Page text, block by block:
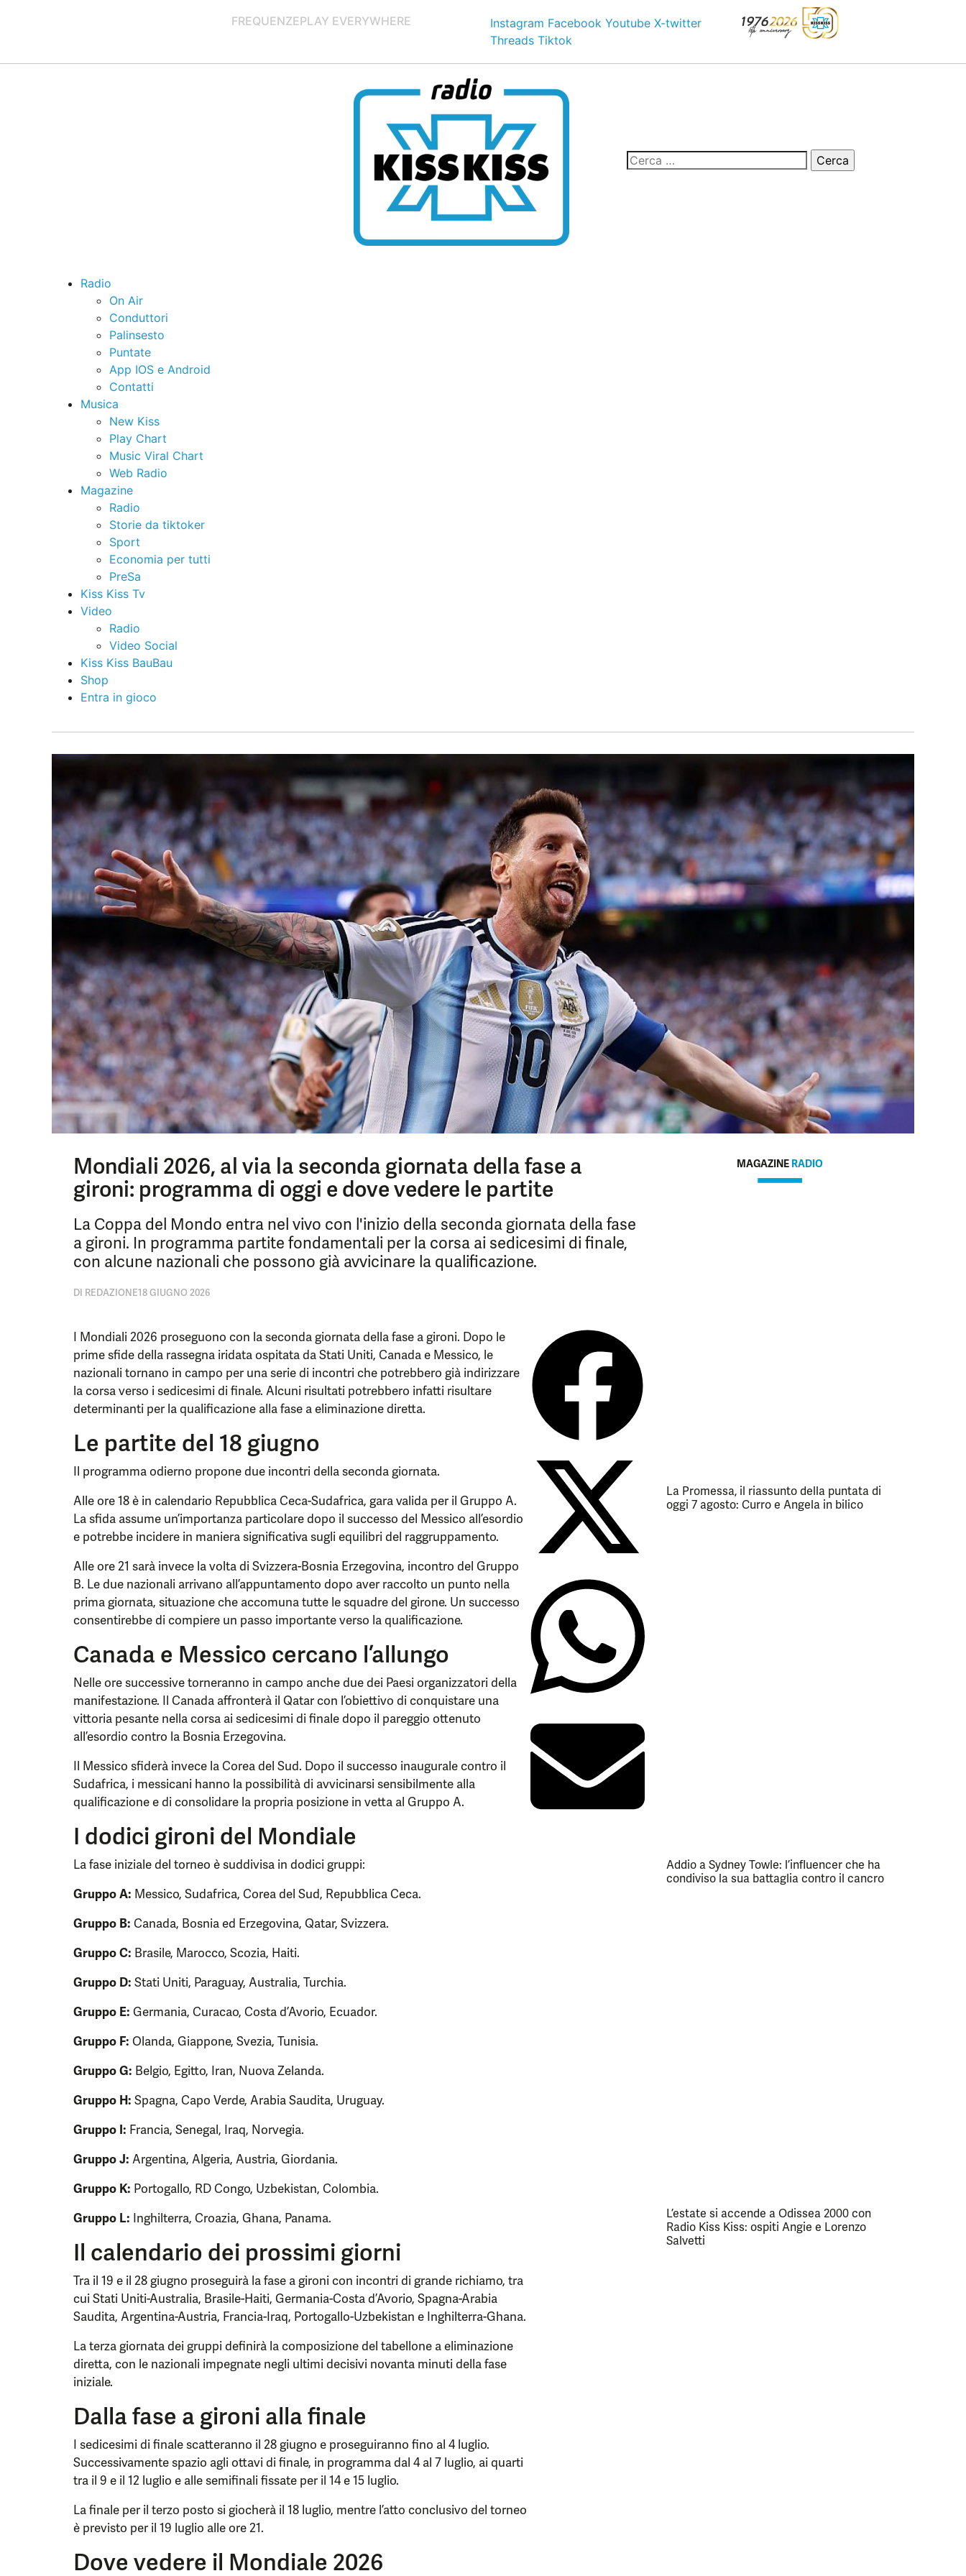
FREQUENZEPLAY EVERYWHERE Instagram Facebook Youtube X-twitter
Threads Tiktok
Radio
On Air
Conduttori
Palinsesto
Puntate
App IOS e Android
Contatti
Musica
New Kiss
Play Chart
Music Viral Chart
Web Radio
Magazine
Radio
Storie da tiktoker
Sport
Economia per tutti
PreSa
Kiss Kiss Tv
Video
Radio
Video Social
Kiss Kiss BauBau
Shop
Entra in gioco
Mondiali 2026, al via la seconda giornata della fase a
gironi: programma di oggi e dove vedere le partite
La Coppa del Mondo entra nel vivo con l'inizio della seconda giornata della fase
a gironi. In programma partite fondamentali per la corsa ai sedicesimi di finale,
con alcune nazionali che possono già avvicinare la qualificazione.
DI REDAZIONE18 GIUGNO 2026
I Mondiali 2026 proseguono con la seconda giornata della fase a gironi. Dopo le
prime sfide della rassegna iridata ospitata da Stati Uniti, Canada e Messico, le
nazionali tornano in campo per una serie di incontri che potrebbero già indirizzare
la corsa verso i sedicesimi di finale. Alcuni risultati potrebbero infatti risultare
determinanti per la qualificazione alla fase a eliminazione diretta.
Le partite del 18 giugno
Il programma odierno propone due incontri della seconda giornata.
Alle ore 18 è in calendario Repubblica Ceca-Sudafrica, gara valida per il Gruppo A.
La sfida assume un’importanza particolare dopo il successo del Messico all’esordio
e potrebbe incidere in maniera significativa sugli equilibri del raggruppamento.
Alle ore 21 sarà invece la volta di Svizzera-Bosnia Erzegovina, incontro del Gruppo
B. Le due nazionali arrivano all’appuntamento dopo aver raccolto un punto nella
prima giornata, situazione che accomuna tutte le squadre del girone. Un successo
consentirebbe di compiere un passo importante verso la qualificazione.
Canada e Messico cercano l’allungo
Nelle ore successive torneranno in campo anche due dei Paesi organizzatori della
manifestazione. Il Canada affronterà il Qatar con l’obiettivo di conquistare una
vittoria pesante nella corsa ai sedicesimi di finale dopo il pareggio ottenuto
all’esordio contro la Bosnia Erzegovina.
Il Messico sfiderà invece la Corea del Sud. Dopo il successo inaugurale contro il
Sudafrica, i messicani hanno la possibilità di avvicinarsi sensibilmente alla
qualificazione e di consolidare la propria posizione in vetta al Gruppo A.
I dodici gironi del Mondiale
La fase iniziale del torneo è suddivisa in dodici gruppi:
Gruppo A: Messico, Sudafrica, Corea del Sud, Repubblica Ceca.
Gruppo B: Canada, Bosnia ed Erzegovina, Qatar, Svizzera.
Gruppo C: Brasile, Marocco, Scozia, Haiti.
Gruppo D: Stati Uniti, Paraguay, Australia, Turchia.
Gruppo E: Germania, Curacao, Costa d’Avorio, Ecuador.
Gruppo F: Olanda, Giappone, Svezia, Tunisia.
Gruppo G: Belgio, Egitto, Iran, Nuova Zelanda.
Gruppo H: Spagna, Capo Verde, Arabia Saudita, Uruguay.
Gruppo I: Francia, Senegal, Iraq, Norvegia.
Gruppo J: Argentina, Algeria, Austria, Giordania.
Gruppo K: Portogallo, RD Congo, Uzbekistan, Colombia.
Gruppo L: Inghilterra, Croazia, Ghana, Panama.
Il calendario dei prossimi giorni
Tra il 19 e il 28 giugno proseguirà la fase a gironi con incontri di grande richiamo, tra
cui Stati Uniti-Australia, Brasile-Haiti, Germania-Costa d’Avorio, Spagna-Arabia
Saudita, Argentina-Austria, Francia-Iraq, Portogallo-Uzbekistan e Inghilterra-Ghana.
La terza giornata dei gruppi definirà la composizione del tabellone a eliminazione
diretta, con le nazionali impegnate negli ultimi decisivi novanta minuti della fase
iniziale.
Dalla fase a gironi alla finale
I sedicesimi di finale scatteranno il 28 giugno e proseguiranno fino al 4 luglio.
Successivamente spazio agli ottavi di finale, in programma dal 4 al 7 luglio, ai quarti
tra il 9 e il 12 luglio e alle semifinali fissate per il 14 e 15 luglio.
La finale per il terzo posto si giocherà il 18 luglio, mentre l’atto conclusivo del torneo
è previsto per il 19 luglio alle ore 21.
Dove vedere il Mondiale 2026
MAGAZINE RADIO
La Promessa, il riassunto della puntata di
oggi 7 agosto: Curro e Angela in bilico
Addio a Sydney Towle: l’influencer che ha
condiviso la sua battaglia contro il cancro
L’estate si accende a Odissea 2000 con
Radio Kiss Kiss: ospiti Angie e Lorenzo
Salvetti